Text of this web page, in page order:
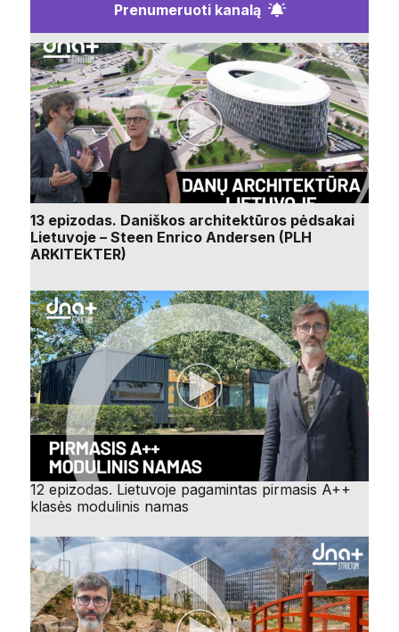
Prenumeruoti kanalą
13 epizodas. Daniškos architektūros pėdsakai
Lietuvoje – Steen Enrico Andersen (PLH
ARKITEKTER)
12 epizodas. Lietuvoje pagamintas pirmasis A++
klasės modulinis namas